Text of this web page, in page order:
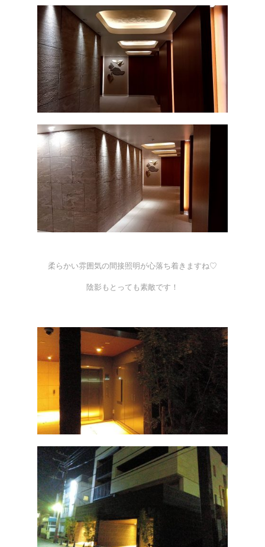
柔らかい雰囲気の間接照明が心落ち着きますね♡
陰影もとっても素敵です！